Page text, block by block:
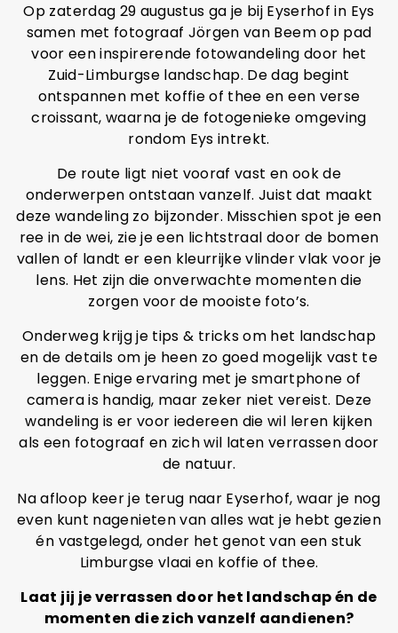
Op zaterdag 29 augustus ga je bij Eyserhof in Eys
samen met fotograaf Jörgen van Beem op pad
voor een inspirerende fotowandeling door het
Zuid-Limburgse landschap. De dag begint
ontspannen met koffie of thee en een verse
croissant, waarna je de fotogenieke omgeving
rondom Eys intrekt.
De route ligt niet vooraf vast en ook de
onderwerpen ontstaan vanzelf. Juist dat maakt
deze wandeling zo bijzonder. Misschien spot je een
ree in de wei, zie je een lichtstraal door de bomen
vallen of landt er een kleurrijke vlinder vlak voor je
lens. Het zijn die onverwachte momenten die
zorgen voor de mooiste foto’s.
Onderweg krijg je tips & tricks om het landschap
en de details om je heen zo goed mogelijk vast te
leggen. Enige ervaring met je smartphone of
camera is handig, maar zeker niet vereist. Deze
wandeling is er voor iedereen die wil leren kijken
als een fotograaf en zich wil laten verrassen door
de natuur.
Na afloop keer je terug naar Eyserhof, waar je nog
even kunt nagenieten van alles wat je hebt gezien
én vastgelegd, onder het genot van een stuk
Limburgse vlaai en koffie of thee.
Laat jij je verrassen door het landschap én de
momenten die zich vanzelf aandienen?